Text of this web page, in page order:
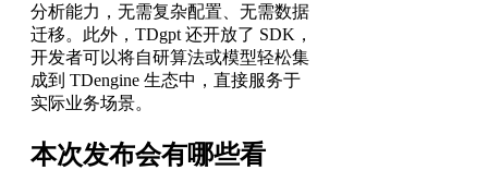
分析能力，无需复杂配置、无需数据
迁移。此外，TDgpt 还开放了 SDK，
开发者可以将自研算法或模型轻松集
成到 TDengine 生态中，直接服务于
实际业务场景。
本次发布会有哪些看